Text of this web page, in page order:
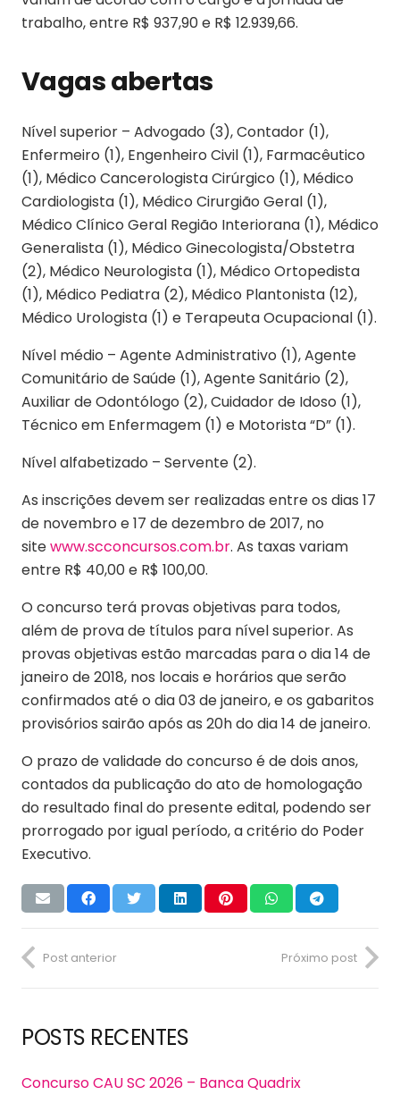
trabalho, entre R$ 937,90 e R$ 12.939,66.
Vagas abertas
Nível superior – Advogado (3), Contador (1),
Enfermeiro (1), Engenheiro Civil (1), Farmacêutico
(1), Médico Cancerologista Cirúrgico (1), Médico
Cardiologista (1), Médico Cirurgião Geral (1),
Médico Clínico Geral Região Interiorana (1), Médico
Generalista (1), Médico Ginecologista/Obstetra
(2), Médico Neurologista (1), Médico Ortopedista
(1), Médico Pediatra (2), Médico Plantonista (12),
Médico Urologista (1) e Terapeuta Ocupacional (1).
Nível médio – Agente Administrativo (1), Agente
Comunitário de Saúde (1), Agente Sanitário (2),
Auxiliar de Odontólogo (2), Cuidador de Idoso (1),
Técnico em Enfermagem (1) e Motorista “D” (1).
Nível alfabetizado – Servente (2).
As inscrições devem ser realizadas entre os dias 17
de novembro e 17 de dezembro de 2017, no
sitewww.scconcursos.com.br. As taxas variam
entre R$ 40,00 e R$ 100,00.
O concurso terá provas objetivas para todos,
além de prova de títulos para nível superior. As
provas objetivas estão marcadas para o dia 14 de
janeiro de 2018, nos locais e horários que serão
confirmados até o dia 03 de janeiro, e os gabaritos
provisórios sairão após as 20h do dia 14 de janeiro.
O prazo de validade do concurso é de dois anos,
contados da publicação do ato de homologação
do resultado final do presente edital, podendo ser
prorrogado por igual período, a critério do Poder
Executivo.
Post anterior Próximo post
POSTS RECENTES
Concurso CAU SC 2026 – Banca Quadrix